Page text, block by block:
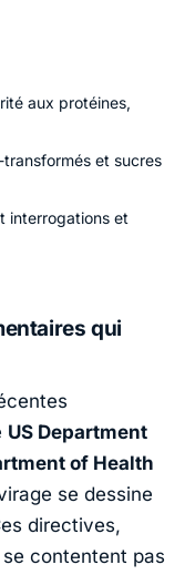
aux protéines,
et sucres
interrogations et
qui
US Department
of Health
se dessine
directives,
contentent pas